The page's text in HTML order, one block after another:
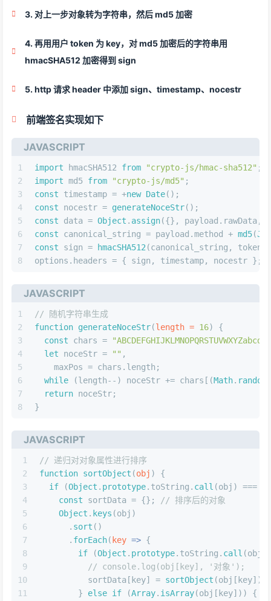
3. 对上一步对象转为字符串，然后 md5 加密
4. 再用用户 token 为 key，对 md5 加密后的字符串用
hmacSHA512 加密得到 sign
5. http 请求 header 中添加 sign、timestamp、nocestr
前端签名实现如下
JAVASCRIPT
1
2
3
4
5
6
7
8
import hmacSHA512 from "crypto-js/hmac-sha512" ;
import md5 from "crypto-js/md5" ;
const timestamp = +new Date();
const nocestr = generateNoceStr();
const data = Object . assign({}, payload. rawData, {
const canonical_string = payload.method + md5(
const sign = hmacSHA512 (canonical_string, token).
options. headers = { sign, timestamp, nocestr };
JAVASCRIPT
1
2
3
4
5
6
7
8
// 随机字符串生成
function generateNoceStr(length = 16) {
const chars =
let noceStr = "" ,
    maxPos = chars.
length ;
while (length--) noceStr += chars[(Math. random
return noceStr;
}
JAVASCRIPT
1
2
3
4
5
6
7
8
9
10
11
// 递归对对象属性进行排序
function sortObject (obj ) {
if (Object . prototype. toString . call (obj) ===
const sortData = {};
// 排序后的对象
Object . keys (obj)
      .
sort ()
      .
forEach( key => {
if (Object . prototype. toString . call
// console.log(obj[key], '对象');
          sortData[key] =
sortObject (obj[key]);
        }
else if (Array. isArray(obj[key])) {